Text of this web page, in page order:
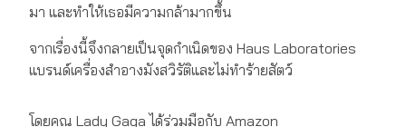
มา และทำให้เธอมีความกล้ามากขึ้น
จากเรื่องนี้จึงกลายเป็นจุดกำเนิดของ Haus Laboratories
แบรนด์เครื่องสำอางมังสวิรัติและไม่ทำร้ายสัตว์
โดยคุณ Lady Gaga ได้ร่วมมือกับ Amazon